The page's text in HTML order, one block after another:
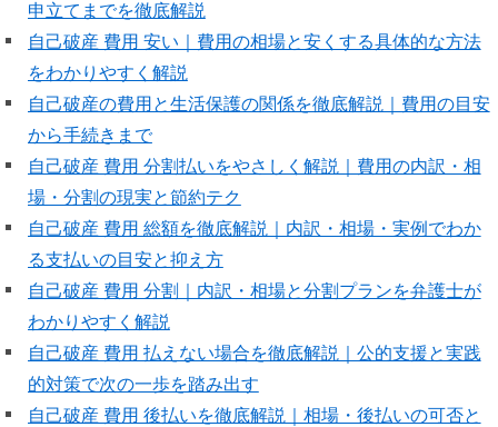
申立てまでを徹底解説
自己破産 費用 安い｜費用の相場と安くする具体的な方法
をわかりやすく解説
自己破産の費用と生活保護の関係を徹底解説｜費用の目安
から手続きまで
自己破産 費用 分割払いをやさしく解説｜費用の内訳・相
場・分割の現実と節約テク
自己破産 費用 総額を徹底解説｜内訳・相場・実例でわか
る支払いの目安と抑え方
自己破産 費用 分割｜内訳・相場と分割プランを弁護士が
わかりやすく解説
自己破産 費用 払えない場合を徹底解説｜公的支援と実践
的対策で次の一歩を踏み出す
自己破産 費用 後払いを徹底解説｜相場・後払いの可否と